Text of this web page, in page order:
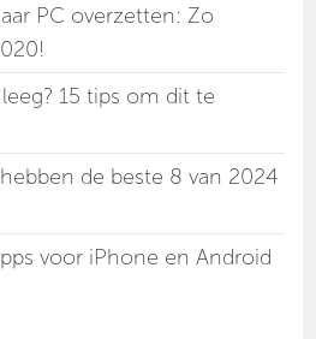
PC overzetten: Zo
15 tips om dit te
de beste 8 van 2024
voor iPhone en Android